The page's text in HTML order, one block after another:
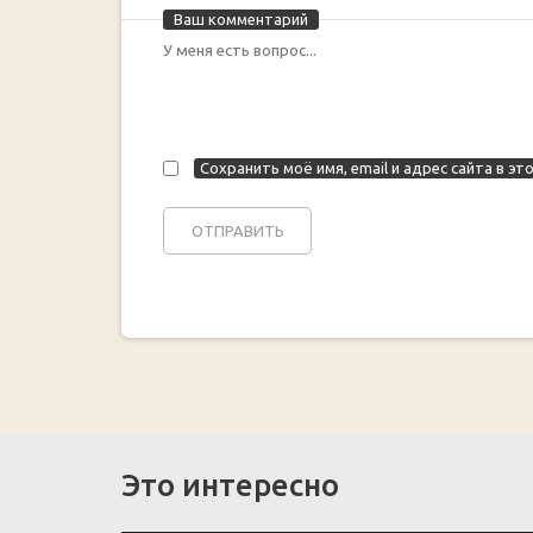
Ваш комментарий
Сохранить моё имя, email и адрес сайта в
Это интересно